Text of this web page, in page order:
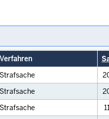
Verfahren
Strafsache
Strafsache
Strafsache